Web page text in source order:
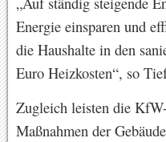
Energie einsparen und
die Haushalte in den
Euro Heizkosten“, so
Zugleich leisten die
Maßnahmen der